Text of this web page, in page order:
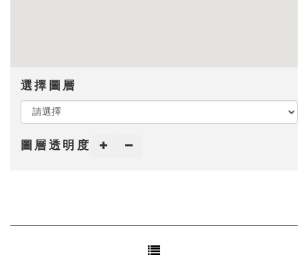
選擇圖層
圖層透明度 增加 減少